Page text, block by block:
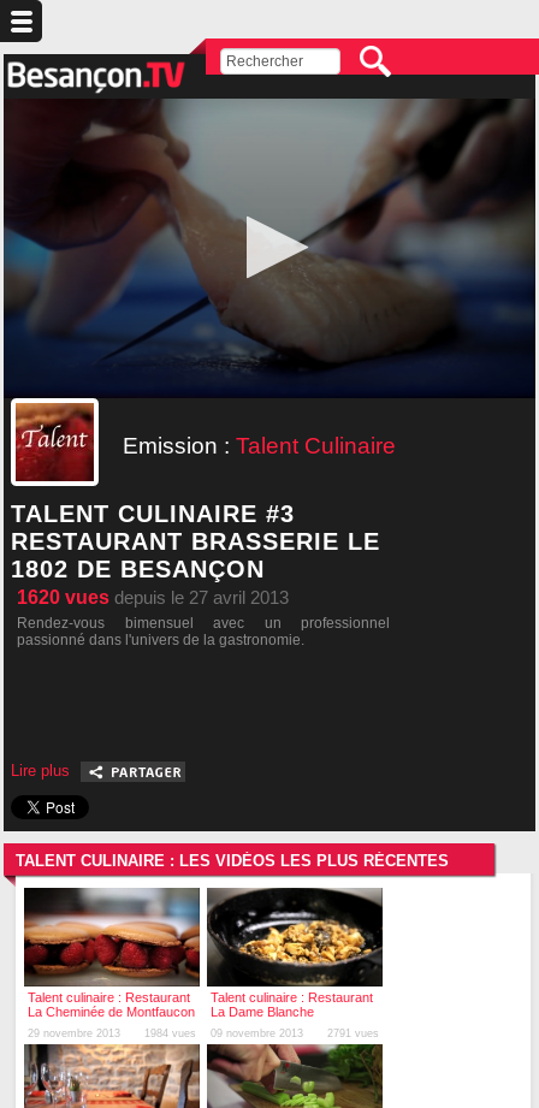
Emission : Talent Culinaire
TALENT CULINAIRE #3
RESTAURANT BRASSERIE LE
1802 DE BESANÇON
1620 vues depuis le 27 avril 2013
Rendez-vous bimensuel avec un professionnel
passionné dans l'univers de la gastronomie.
Lire plus
TALENT CULINAIRE : LES VIDÉOS LES PLUS RÉCENTES
Talent culinaire : Restaurant
La Cheminée de Montfaucon
29 novembre 2013 1984 vues
Talent culinaire : Restaurant
La Dame Blanche
(Geneuille)
09 novembre 2013 2791 vues